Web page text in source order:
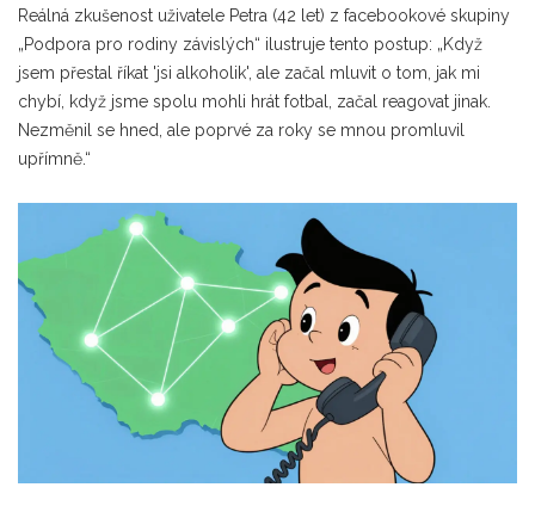
Reálná zkušenost uživatele Petra (42 let) z facebookové skupiny
„Podpora pro rodiny závislých“ ilustruje tento postup: „Když
jsem přestal říkat 'jsi alkoholik', ale začal mluvit o tom, jak mi
chybí, když jsme spolu mohli hrát fotbal, začal reagovat jinak.
Nezměnil se hned, ale poprvé za roky se mnou promluvil
upřímně.“